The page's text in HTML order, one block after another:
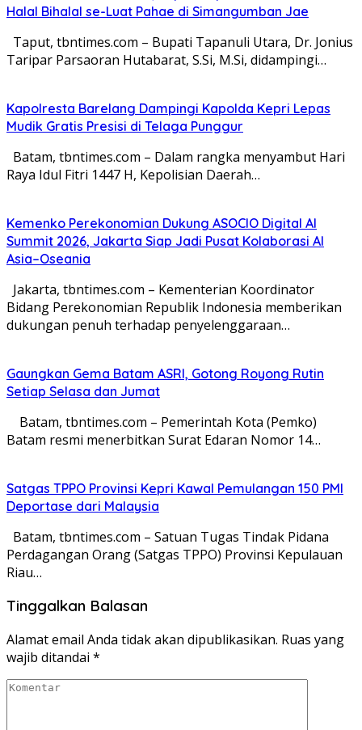
Halal Bihalal se-Luat Pahae di Simangumban Jae
Taput, tbntimes.com – Bupati Tapanuli Utara, Dr. Jonius
Taripar Parsaoran Hutabarat, S.Si, M.Si, didampingi…
Kapolresta Barelang Dampingi Kapolda Kepri Lepas
Mudik Gratis Presisi di Telaga Punggur
Batam, tbntimes.com – Dalam rangka menyambut Hari
Raya Idul Fitri 1447 H, Kepolisian Daerah…
Kemenko Perekonomian Dukung ASOCIO Digital AI
Summit 2026, Jakarta Siap Jadi Pusat Kolaborasi AI
Asia–Oseania
Jakarta, tbntimes.com – Kementerian Koordinator
Bidang Perekonomian Republik Indonesia memberikan
dukungan penuh terhadap penyelenggaraan…
Gaungkan Gema Batam ASRI, Gotong Royong Rutin
Setiap Selasa dan Jumat
Batam, tbntimes.com – Pemerintah Kota (Pemko)
Batam resmi menerbitkan Surat Edaran Nomor 14…
Satgas TPPO Provinsi Kepri Kawal Pemulangan 150 PMI
Deportase dari Malaysia
Batam, tbntimes.com – Satuan Tugas Tindak Pidana
Perdagangan Orang (Satgas TPPO) Provinsi Kepulauan
Riau…
Tinggalkan Balasan
Alamat email Anda tidak akan dipublikasikan. Ruas yang
wajib ditandai *